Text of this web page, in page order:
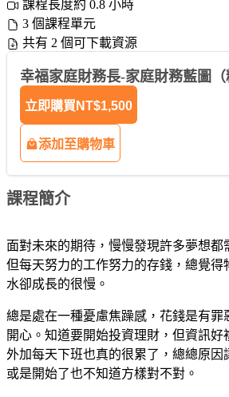
課程長度約 0.8 小時
3 個課程單元
共有 2 個可下載資源
幸福家庭財務長-家庭財務藍圖（
立即購買 NT$1,500
添加至購物車
課程簡介
面對未來的期待，慢慢發現許多夢想都
但每天努力的工作努力的存錢，總覺得
水卻成長的很慢。
總是處在一種憂慮焦躁感，花錢是有罪
開心。知道要開始投資理財，但資訊好
外加每天下班也真的很累了，總總原因
或是開始了也不知道方樣對不對。